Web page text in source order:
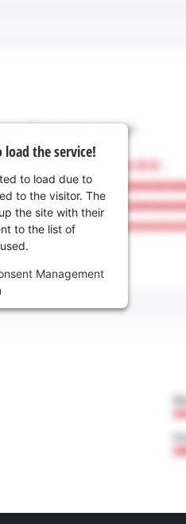
the service!
to load due to
to the visitor. The
the site with their
to the list of
Management